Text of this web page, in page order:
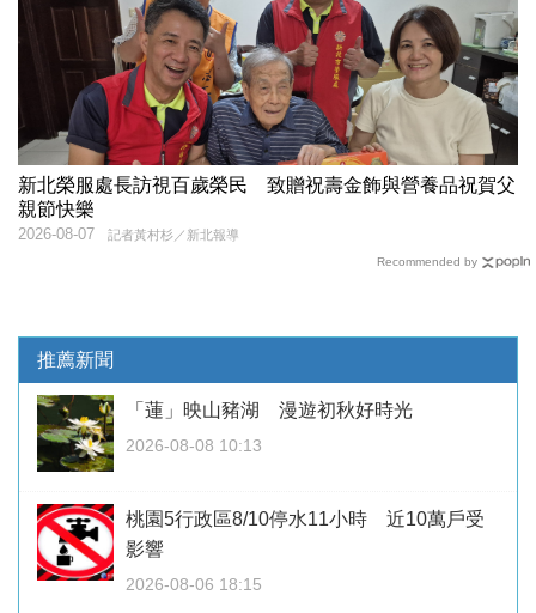
新北榮服處長訪視百歲榮民 致贈祝壽金飾與營養品祝賀父
親節快樂
記者黃村杉／新北報導
2026-08-07
Recommended by
推薦新聞
「蓮」映山豬湖 漫遊初秋好時光
2026-08-08 10:13
桃園5行政區8/10停水11小時 近10萬戶受
影響
2026-08-06 18:15